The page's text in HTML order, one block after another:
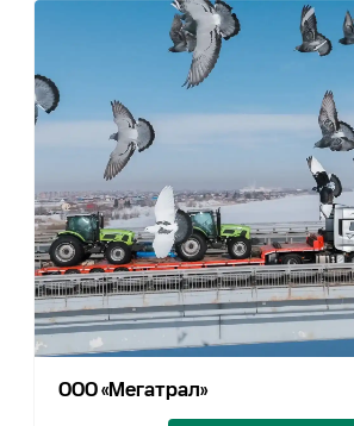
ООО «Мегатрал»